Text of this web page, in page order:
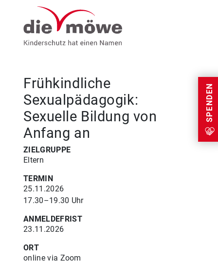
Weiter zum Inhalt
SPENDEN
Frühkindliche
Sexualpädagogik:
Sexuelle Bildung von
Anfang an
ZIELGRUPPE
Eltern
TERMIN
25.11.2026
17.30–19.30 Uhr
ANMELDEFRIST
23.11.2026
ORT
online via Zoom